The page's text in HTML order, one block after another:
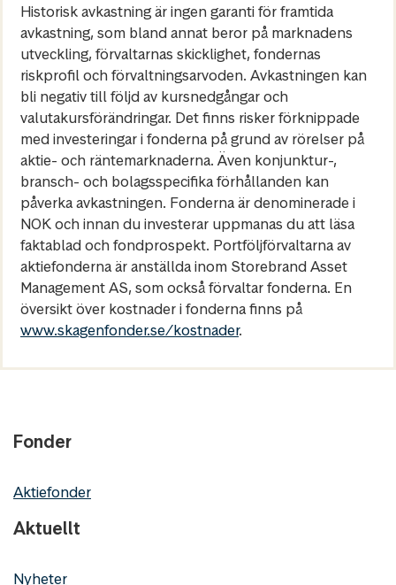
Historisk avkastning är ingen garanti för framtida
avkastning, som bland annat beror på marknadens
utveckling, förvaltarnas skicklighet, fondernas
riskprofil och förvaltningsarvoden. Avkastningen kan
bli negativ till följd av kursnedgångar och
valutakursförändringar. Det finns risker förknippade
med investeringar i fonderna på grund av rörelser på
aktie- och räntemarknaderna. Även konjunktur-,
bransch- och bolagsspecifika förhållanden kan
påverka avkastningen. Fonderna är denominerade i
NOK och innan du investerar uppmanas du att läsa
faktablad och fondprospekt. Portföljförvaltarna av
aktiefonderna är anställda inom Storebrand Asset
Management AS, som också förvaltar fonderna. En
översikt över kostnader i fonderna finns på
www.skagenfonder.se/kostnader.
Fonder
Aktiefonder
Aktuellt
Nyheter